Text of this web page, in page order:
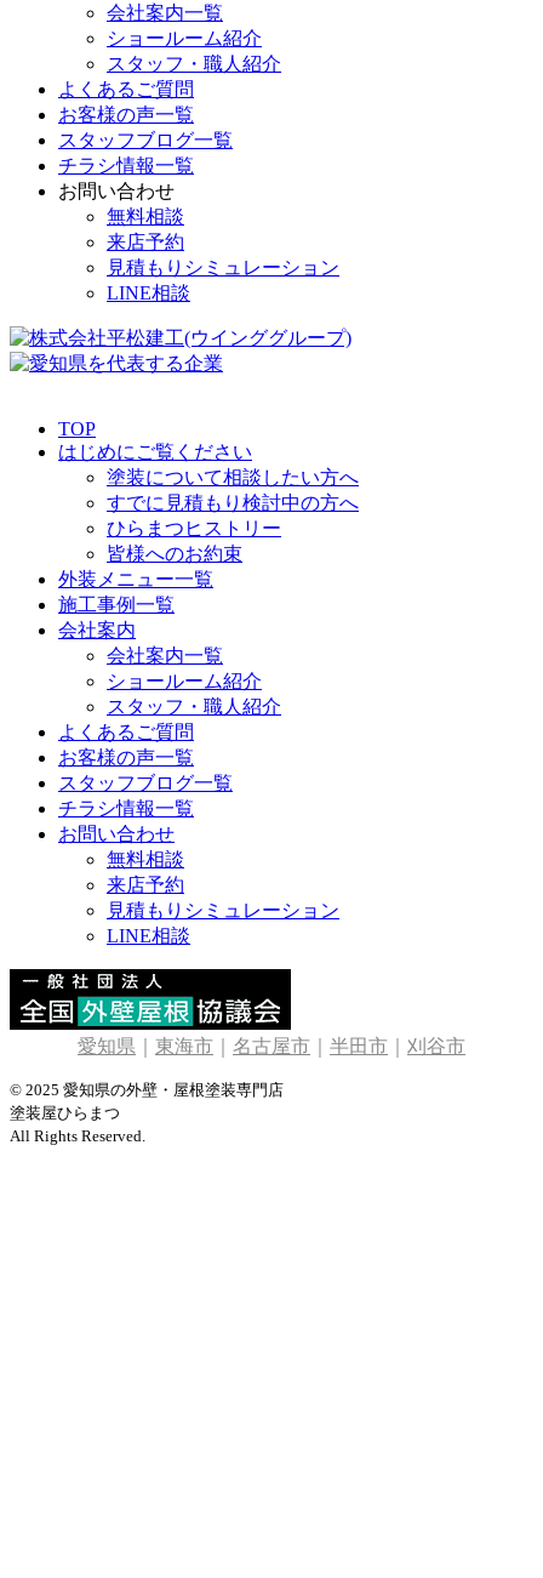
会社案内一覧
ショールーム紹介
スタッフ・職人紹介
よくあるご質問
お客様の声一覧
スタッフブログ一覧
チラシ情報一覧
お問い合わせ
無料相談
来店予約
見積もりシミュレーション
LINE相談
TOP
はじめにご覧ください
塗装について相談したい方へ
すでに見積もり検討中の方へ
ひらまつヒストリー
皆様へのお約束
外装メニュー一覧
施工事例一覧
会社案内
会社案内一覧
ショールーム紹介
スタッフ・職人紹介
よくあるご質問
お客様の声一覧
スタッフブログ一覧
チラシ情報一覧
お問い合わせ
無料相談
来店予約
見積もりシミュレーション
LINE相談
愛知県 東海市 名古屋市 半田市 刈谷市
© 2025 愛知県の外壁・屋根塗装専門店
塗装屋ひらまつ
All Rights Reserved.